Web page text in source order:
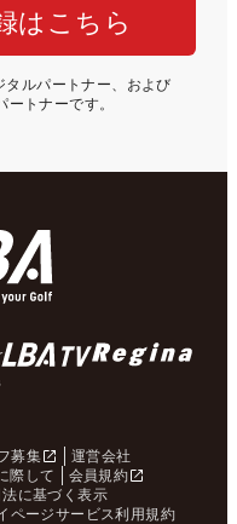
はこちら
ルパートナー、および
ートナーです。
募集
運営会社
際して
会員規約
に基づく表示
ページサービス利用規約